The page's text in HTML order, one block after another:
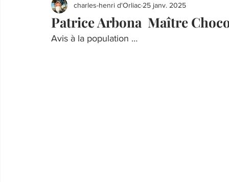
Patrice Arbona Maître
charles-henri d'Orliac 25 janv. 2025
Avis à la population …